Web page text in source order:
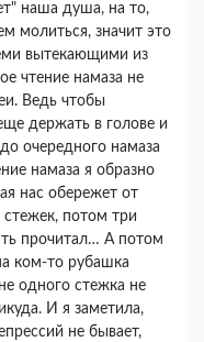
наша душа, на то,
молиться, значит это
вытекающими из
чтение намаза не
Ведь чтобы
держать в голове и
очередного намаза
намаза я образно
нас обережет от
потом три
прочитал… А потом
ком-то рубашка
одного стежка не
И я заметила,
не бывает,